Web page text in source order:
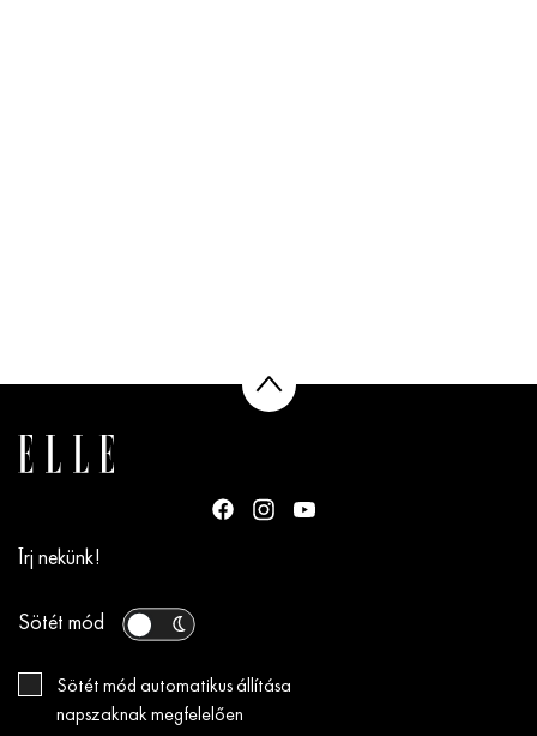
Írj nekünk!
Sötét mód
Sötét mód automatikus állítása
napszaknak megfelelően